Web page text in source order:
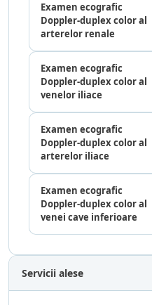
Examen ecografic
Doppler-duplex color al
arterelor renale
Examen ecografic
Doppler-duplex color al
venelor iliace
Examen ecografic
Doppler-duplex color al
arterelor iliace
Examen ecografic
Doppler-duplex color al
venei cave inferioare
Servicii alese